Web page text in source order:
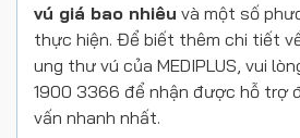
vú giá bao nhiêu và một số
thực hiện. Để biết thêm chi tiết
ung thư vú của MEDIPLUS, vui
1900 3366 để nhận được hỗ trợ
vấn nhanh nhất.